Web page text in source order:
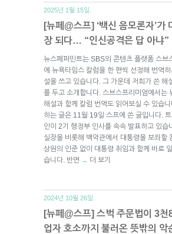
2025년 1월 15일.
[뉴페@스프] ‘백신 음모론자’가
장 되다… “인신공격은 답 아냐”
뉴스페퍼민트는 SBS의 콘텐츠 플랫폼 스브
에 뉴욕타임스 칼럼을 한 편씩 선정해 번역
설을 쓰고 있습니다. 그 가운데 저희가 쓴 해
를 두고 소개합니다. 스브스프리미엄에서는
해설과 함께 칼럼 번역도 읽어보실 수 있습
하는 글은 11월 19일 스프에 쓴 글입니다.
인이 2기 행정부 인사를 속속 발표하고 있습
실장을 비롯해 백악관에서 대통령을 보좌할
상원의 인준 없이 대통령 취임과 함께 바로
습니다. 반면 → 더 보기
2024년 10월 26일.
[뉴페@스프] 스벅 주문법이 3
업자 호소까지 불러온 뜻밖의 악